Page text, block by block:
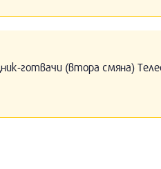
готвачи (втора смяна)